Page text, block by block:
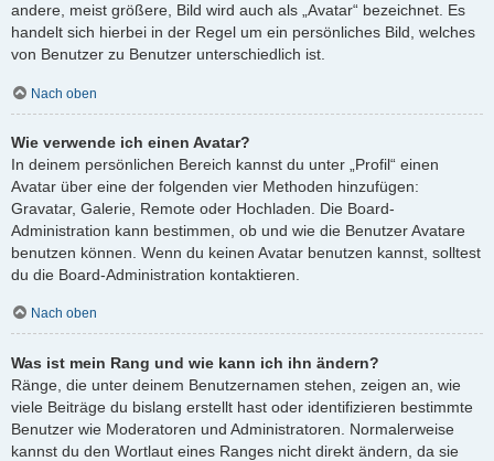
andere, meist größere, Bild wird auch als „Avatar“ bezeichnet. Es
handelt sich hierbei in der Regel um ein persönliches Bild, welches
von Benutzer zu Benutzer unterschiedlich ist.
Nach oben
Wie verwende ich einen Avatar?
In deinem persönlichen Bereich kannst du unter „Profil“ einen
Avatar über eine der folgenden vier Methoden hinzufügen:
Gravatar, Galerie, Remote oder Hochladen. Die Board-
Administration kann bestimmen, ob und wie die Benutzer Avatare
benutzen können. Wenn du keinen Avatar benutzen kannst, solltest
du die Board-Administration kontaktieren.
Nach oben
Was ist mein Rang und wie kann ich ihn ändern?
Ränge, die unter deinem Benutzernamen stehen, zeigen an, wie
viele Beiträge du bislang erstellt hast oder identifizieren bestimmte
Benutzer wie Moderatoren und Administratoren. Normalerweise
kannst du den Wortlaut eines Ranges nicht direkt ändern, da sie